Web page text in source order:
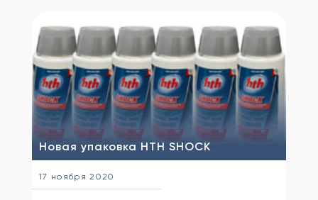
Новая упаковка HTH SHOCK
17 ноября 2020